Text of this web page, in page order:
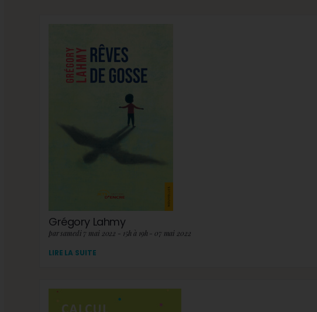
Grégory Lahmy
par samedi 7 mai 2022 - 15h à 19h - 07 mai 2022
LIRE LA SUITE